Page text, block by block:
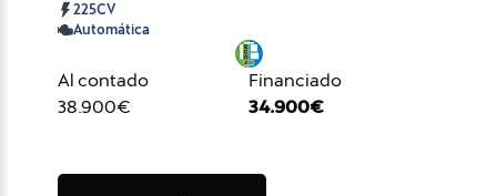
225CV
Automática
Al contado
38.900€
Financiado
34.900€